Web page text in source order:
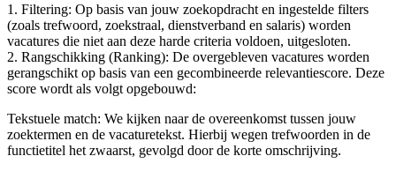
1. Filtering: Op basis van jouw zoekopdracht en ingestelde filters
(zoals trefwoord, zoekstraal, dienstverband en salaris) worden
vacatures die niet aan deze harde criteria voldoen, uitgesloten.
2. Rangschikking (Ranking): De overgebleven vacatures worden
gerangschikt op basis van een gecombineerde relevantiescore. Deze
score wordt als volgt opgebouwd:
Tekstuele match: We kijken naar de overeenkomst tussen jouw
zoektermen en de vacaturetekst. Hierbij wegen trefwoorden in de
functietitel het zwaarst, gevolgd door de korte omschrijving.